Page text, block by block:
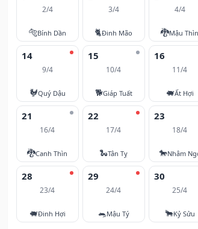
2/4
🐅Bính Dần
3/4
🐈Đinh Mão
4/4
🐉Mậu Thìn
14
9/4
🐓Quý Dậu
15
10/4
🐕Giáp Tuất
16
11/4
🐖Ất Hợi
21
16/4
🐉Canh Thìn
22
17/4
🐍Tân Tỵ
23
18/4
🐎Nhâm
28
23/4
🐖Đinh Hợi
29
24/4
🐀Mậu Tý
30
25/4
🐂Kỷ Sửu